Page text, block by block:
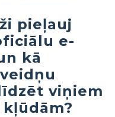
pieļauj
e-
kā
viņiem